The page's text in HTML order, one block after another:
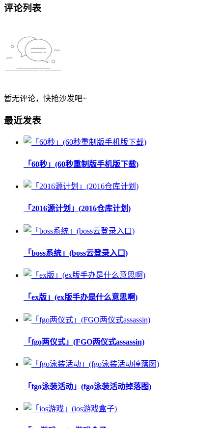
评论列表
暂无评论，快抢沙发吧~
最近发表
「60秒」(60秒重制版手机版下载)
「2016源计划」(2016仓库计划)
「boss系统」(boss云登录入口)
「ex版」(ex版手办是什么意思啊)
「fgo两仪式」(FGO两仪式assassin)
「fgo泳装活动」(fgo泳装活动掉落图)